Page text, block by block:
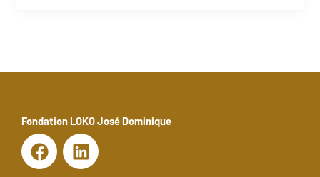
Fondation LOKO José Dominique
F
a
L
i